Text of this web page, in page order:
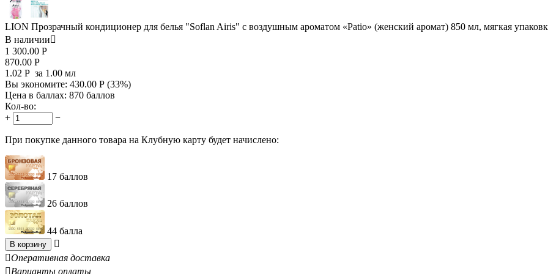
LION Прозрачный кондиционер для белья "Soflan Airis" с воздушным ароматом «Patio» (женский аромат) 850 мл, мягкая
В наличии
1 300.00 Р
870.00 Р
1.02 Р за 1.00 мл
Вы экономите: 430.00 Р (33%)
Цена в баллах: 870 баллов
Кол-во:
+
−
При покупке данного товара на Клубную карту будет начислено:
17 баллов
26 баллов
44 балла
В корзину

Оперативная доставка
Варианты оплаты